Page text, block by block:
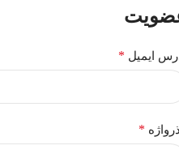
ایمیل *
*